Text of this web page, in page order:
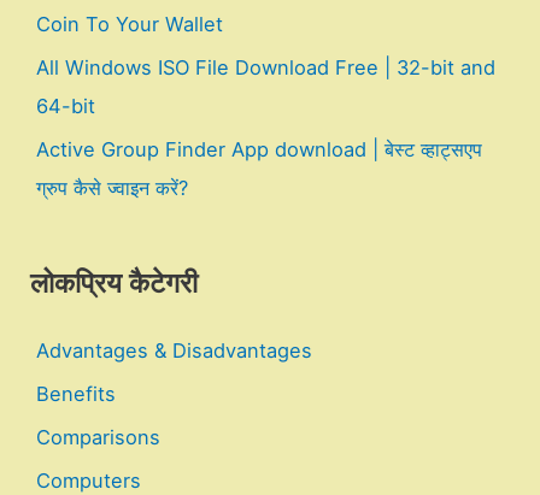
Coin To Your Wallet
All Windows ISO File Download Free | 32-bit and
64-bit
Active Group Finder App download | बेस्ट व्हाट्सएप
ग्रुप कैसे ज्वाइन करें?
लोकप्रिय कैटेगरी
Advantages & Disadvantages
Benefits
Comparisons
Computers